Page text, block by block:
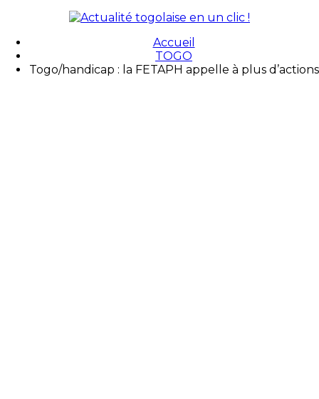
Accueil
TOGO
Togo/handicap : la FETAPH appelle à plus d’actions